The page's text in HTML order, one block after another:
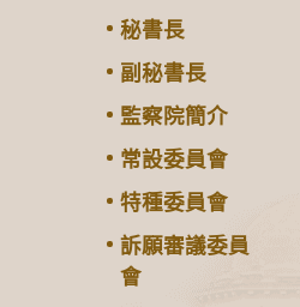
秘書長
副秘書長
監察院簡介
常設委員會
特種委員會
訴願審議委員
會